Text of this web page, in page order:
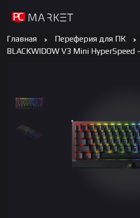
Главная Переферия для ПК
BLACKWIDOW V3 Mini